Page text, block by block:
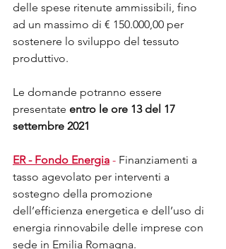
delle spese ritenute ammissibili, fino
ad un massimo di € 150.000,00 per
sostenere lo sviluppo del tessuto
produttivo.
Le domande potranno essere
presentate entro le ore 13 del 17
settembre 2021
ER - Fondo Energia - Finanziamenti a
tasso agevolato per interventi a
sostegno della promozione
dell’efficienza energetica e dell’uso di
energia rinnovabile delle imprese con
sede in Emilia Romagna.